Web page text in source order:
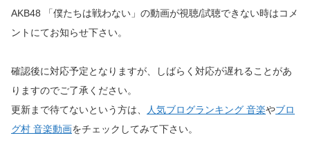
AKB48 「僕たちは戦わない」の動画が視聴/試聴できない時はコメ
ントにてお知らせ下さい。
確認後に対応予定となりますが、しばらく対応が遅れることがあ
りますのでご了承ください。
更新まで待てないという方は、
人気ブログランキング 音楽やブロ
グ村 音楽動画をチェックしてみて下さい。